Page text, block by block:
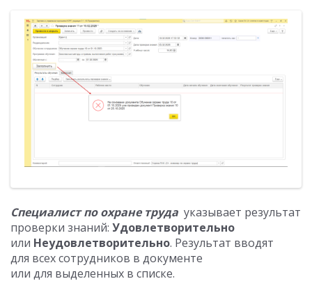
Специалист по охране труда указывает результат
проверки знаний: Удовлетворительно
или Неудовлетворительно. Результат вводят
для всех сотрудников в документе
или для выделенных в списке.